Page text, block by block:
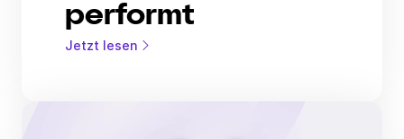
performt
Jetzt lesen